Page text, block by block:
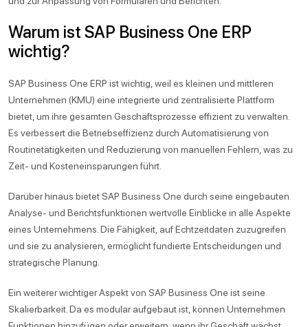
Warum ist SAP Business One ERP
wichtig?
SAP Business One ERP ist wichtig, weil es kleinen und mittleren
Unternehmen (KMU) eine integrierte und zentralisierte Plattform
bietet, um ihre gesamten Geschäftsprozesse effizient zu verwalten.
Es verbessert die Betriebseffizienz durch Automatisierung von
Routinetätigkeiten und Reduzierung von manuellen Fehlern, was zu
Zeit- und Kosteneinsparungen führt.
Darüber hinaus bietet SAP Business One durch seine eingebauten
Analyse- und Berichtsfunktionen wertvolle Einblicke in alle Aspekte
eines Unternehmens. Die Fähigkeit, auf Echtzeitdaten zuzugreifen
und sie zu analysieren, ermöglicht fundierte Entscheidungen und
strategische Planung.
Ein weiterer wichtiger Aspekt von SAP Business One ist seine
Skalierbarkeit. Da es modular aufgebaut ist, können Unternehmen